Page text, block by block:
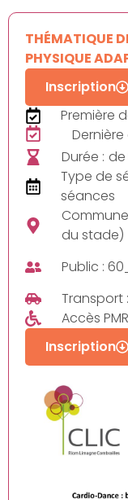
THÉMATIQUE
PHYSIQUE
Inscription
Première
Durée : de
Type de
séances
du stade)
Public :
Transport
Accès
Inscription